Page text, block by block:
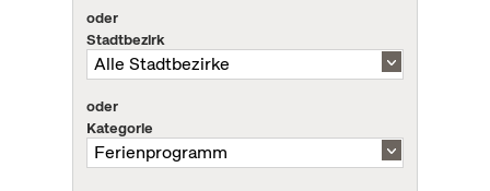
oder
Stadtbezirk
oder
Kategorie